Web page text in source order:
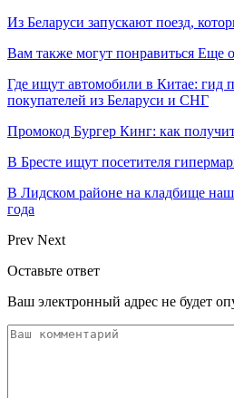
Из Беларуси запускают поезд,
Вам также могут понравиться Еще
Где ищут автомобили в Китае: гид
покупателей из Беларуси и СНГ
Промокод Бургер Кинг: как
В Бресте ищут посетителя
В Лидском районе на кладбище
года
Prev Next
Оставьте ответ
Ваш электронный адрес не будет